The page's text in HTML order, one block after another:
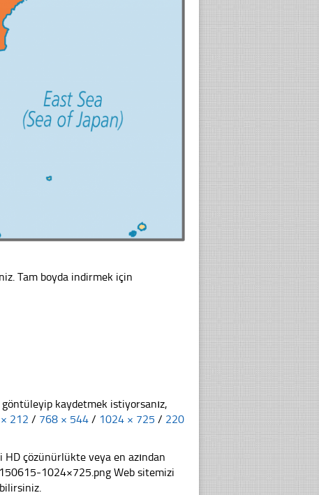
Tam boyda indirmek için
kaydetmek istiyorsanız,
212 / 768 × 544 / 1024 × 725 / 220
çözünürlükte veya en azından
1024×725.png Web sitemizi